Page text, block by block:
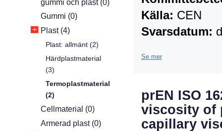
gummi och plast (0)
Gummi (0)
+ Plast (4)
Plast: allmänt (2)
Härdplastmaterial
(3)
Termoplastmaterial
(2)
Cellmaterial (0)
Armerad plast (0)
Källa: CEN
Svarsdatum:
Se mer
prEN ISO
viscosity of
capillary